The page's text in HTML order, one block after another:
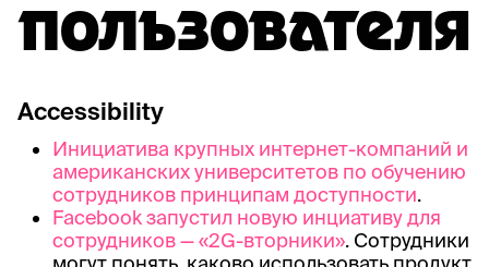
ПОЛЬЗОВАТЕЛЯ
Accessibility
Инициатива крупных интернет-компаний и
американских университетов по обучению
сотрудников принципам доступности.
Facebook запустил новую инциативу для
сотрудников — «2G-вторники». Сотрудники